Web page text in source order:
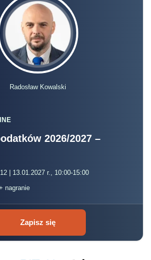
Radosław Kowalski
2026/2027 –
| 13.01.2027 r., 10:00-15:00
nagranie
Zapisz się